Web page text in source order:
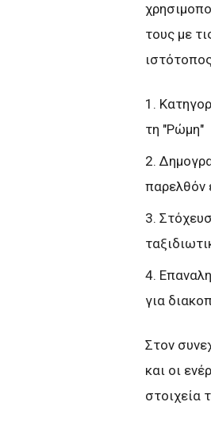
τους με
1.
τη "Ρώμη"
2.
παρελθόν
3.
4.
για
Στον
και οι
στοιχεία